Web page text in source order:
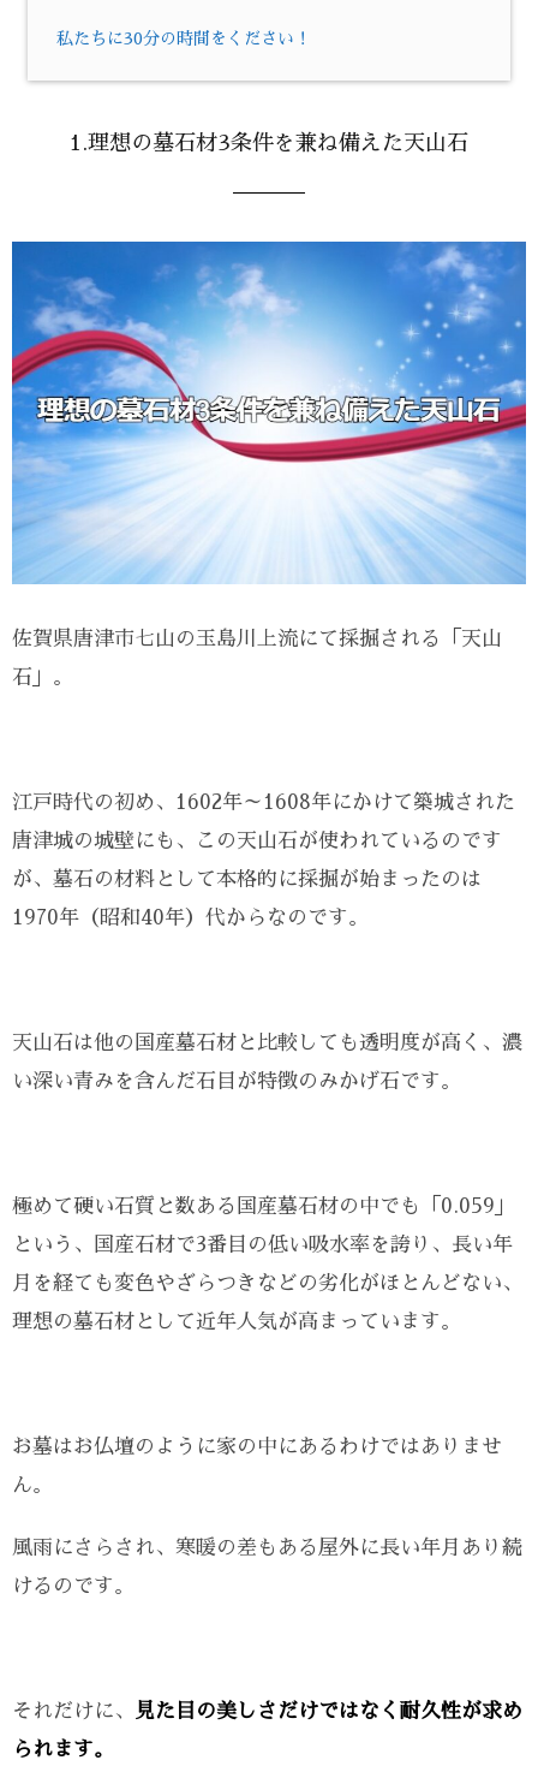
私たちに30分の時間をください！
1.理想の墓石材3条件を兼ね備えた天山石
佐賀県唐津市七山の玉島川上流にて採掘される「天山
石」。
江戸時代の初め、1602年～1608年にかけて築城された
唐津城の城壁にも、この天山石が使われているのです
が、墓石の材料として本格的に採掘が始まったのは
1970年（昭和40年）代からなのです。
天山石は他の国産墓石材と比較しても透明度が高く、濃
い深い青みを含んだ石目が特徴のみかげ石です。
極めて硬い石質と数ある国産墓石材の中でも「0.059」
という、国産石材で3番目の低い吸水率を誇り、長い年
月を経ても変色やざらつきなどの劣化がほとんどない、
理想の墓石材として近年人気が高まっています。
お墓はお仏壇のように家の中にあるわけではありませ
ん。
風雨にさらされ、寒暖の差もある屋外に長い年月あり続
けるのです。
それだけに、
見た目の美しさだけではなく耐久性が求め
られます。